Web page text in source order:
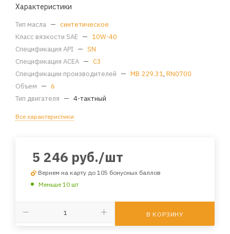
Характеристики
Тип масла — синтетическое
Класс вязкости SAE — 10W-40
Спецификация API — SN
Спецификация ACEA — C3
Спецификации производителей — MB 229.31, RN0700
Объем — 6
Тип двигателя — 4-тактный
Все характеристики
5 246 руб./шт
Вернем на карту до 105 бонусных баллов
Меньше 10 шт
В КОРЗИНУ